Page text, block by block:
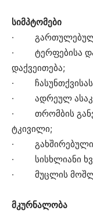
სიმპტომები
· გართულებული
· ტერფებისა და
დაქვეითება;
· ჩასუნთქვისას
· ადრეულ
· თრომბის
ტკივილი;
· გახშირებული
· სისხლიანი
· მუცლის
მკურნალობა